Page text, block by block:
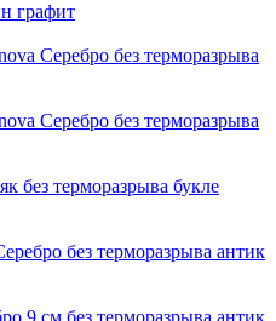
графит
Серебро без терморазрыва
Серебро без терморазрыва
без терморазрыва букле
без терморазрыва антик